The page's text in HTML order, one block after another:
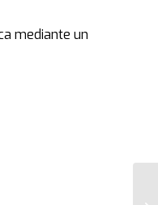
mediante un